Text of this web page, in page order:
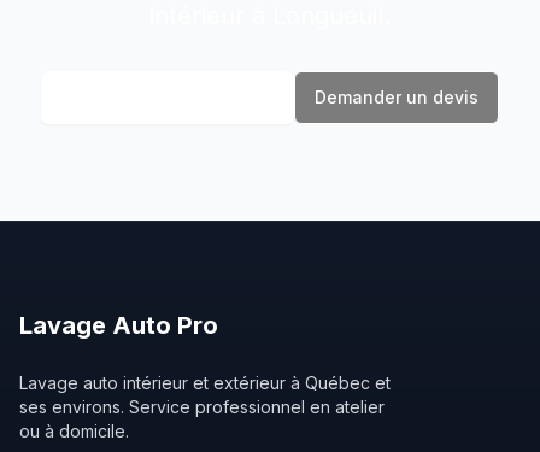
Demander un devis
Lavage Auto Pro
Lavage auto intérieur et extérieur à Québec et
ses environs. Service professionnel en atelier
ou à domicile.